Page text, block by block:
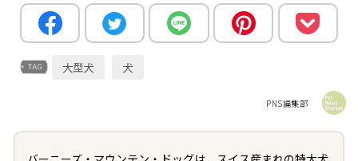
大型犬 犬
PNS編集部